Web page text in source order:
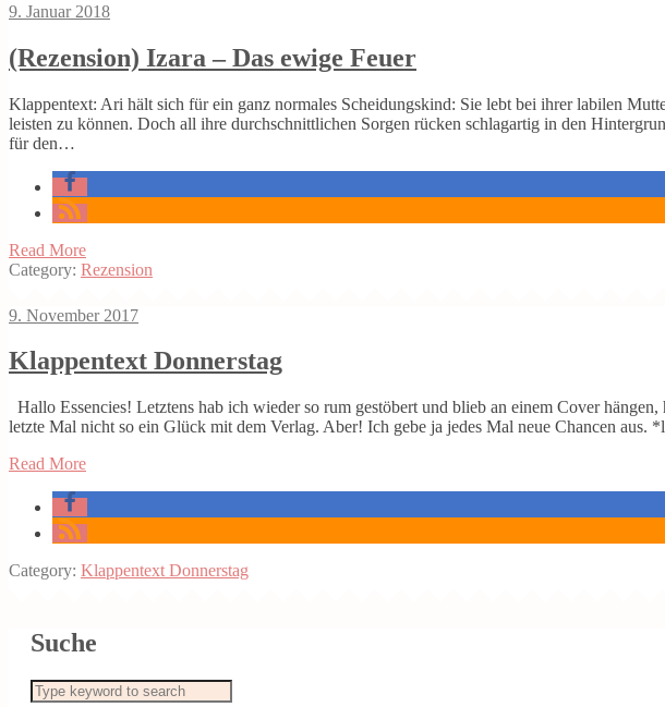
9. Januar 2018
(Rezension) Izara – Das ewige Feuer
Klappentext: Ari hält sich für ein ganz normales Scheidungskind: Sie lebt bei ihrer labilen
leisten zu können. Doch all ihre durchschnittlichen Sorgen rücken schlagartig in den
für den…
Read More
Category: Rezension
9. November 2017
Klappentext Donnerstag
Hallo Essencies! Letztens hab ich wieder so rum gestöbert und blieb an einem Cover
letzte Mal nicht so ein Glück mit dem Verlag. Aber! Ich gebe ja jedes Mal neue Chancen aus.
Read More
Category: Klappentext Donnerstag
Suche